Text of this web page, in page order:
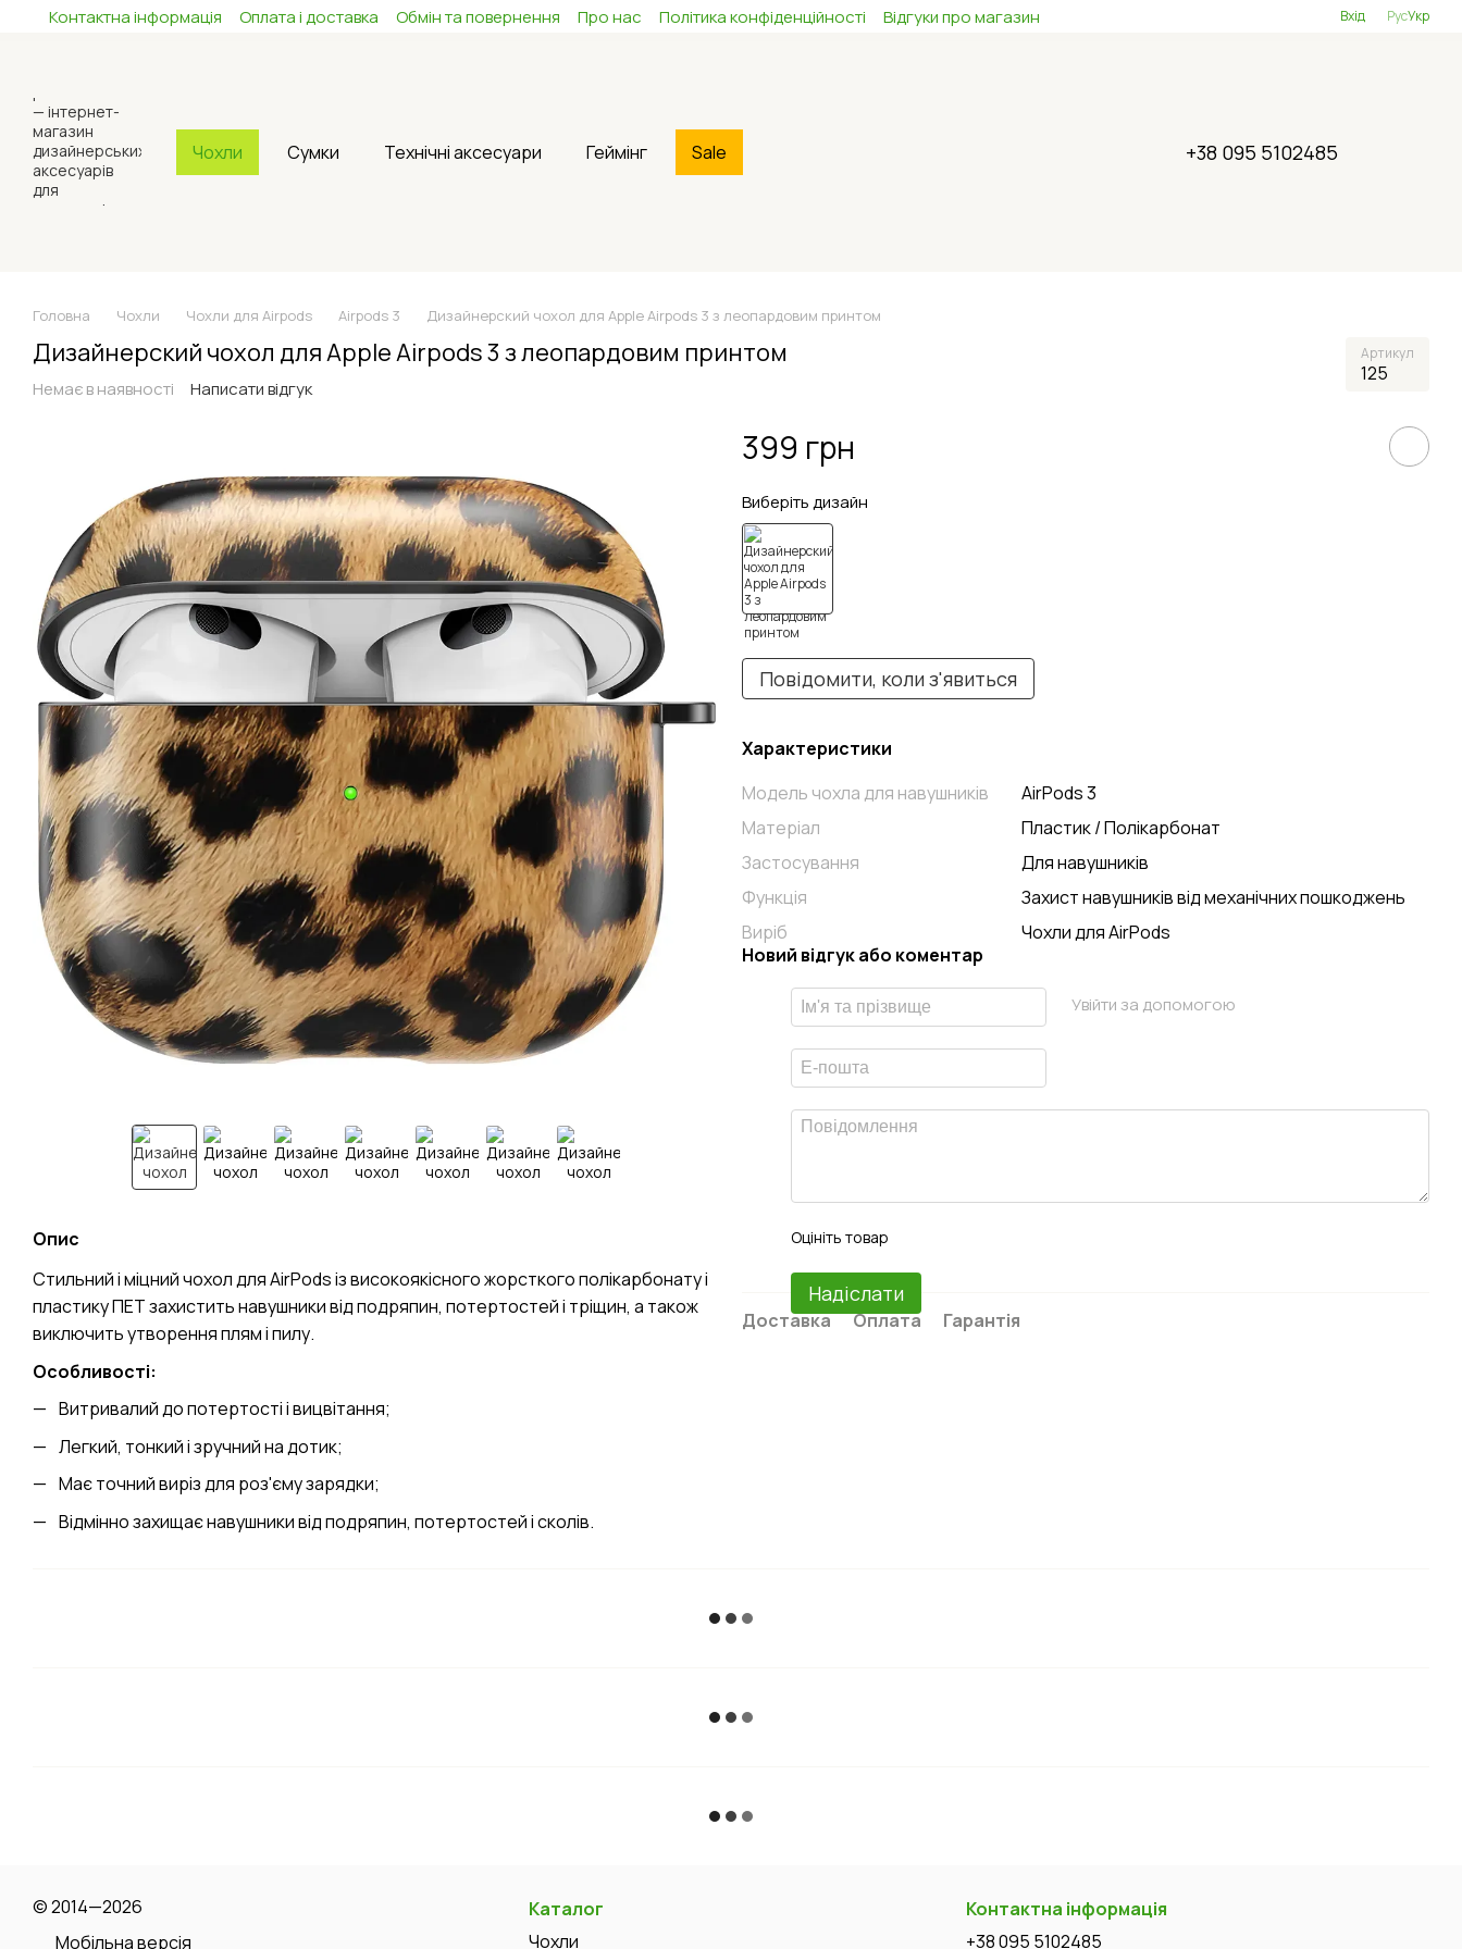
Перейти до основного контенту
Контактна інформація Оплата і доставка Обмін та повернення Про нас Політика конфіденційності Відгуки про магазин Вхід РусУкр
Чохли Сумки Технічні аксесуари Геймінг Sale +38 095 5102485
Головна Чохли Чохли для Airpods Airpods 3 Дизайнерский чохол для Apple Airpods 3 з леопардовим принтом
Дизайнерский чохол для Apple Airpods 3 з леопардовим принтом Артикул
125
Немає в наявності Написати відгук
Опис
Стильний і міцний чохол для AirPods із високоякісного жорсткого полікарбонату і
пластику ПЕТ захистить навушники від подряпин, потертостей і тріщин, а також
виключить утворення плям і пилу.
Особливості:
Витривалий до потертості і вицвітання;
Легкий, тонкий і зручний на дотик;
Має точний виріз для роз'єму зарядки;
Відмінно захищає навушники від подряпин, потертостей і сколів.
399 грн
Виберіть дизайн
Повідомити, коли з'явиться
Характеристики
Модель чохла для навушників
AirPods 3
Матеріал
Пластик / Полікарбонат
Застосування
Для навушників
Функція
Захист навушників від механічних пошкоджень
Виріб
Чохли для AirPods
Новий відгук або коментар
Увійти за допомогою
Оцініть товар
Надіслати
Доставка Оплата Гарантія
© 2014—2026
Мобільна версія
Каталог
Чохли
Контактна інформація
+38 095 5102485